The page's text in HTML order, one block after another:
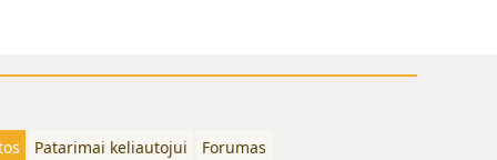
Patarimai keliautojui
Forumas